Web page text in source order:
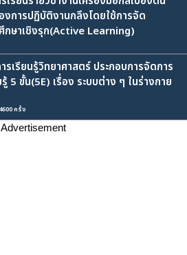
การปฏิบัติงานกลึงโดยใช้การจัด
กษาเชิงรุก(Active Learning)
เรียนรู้วิทยาศาสตร์ ประกอบการจัดการ
5 ขั้น(5E) เรื่อง ระบบต่าง ๆ ในร่างกาย
ครั้ง
Advertisement